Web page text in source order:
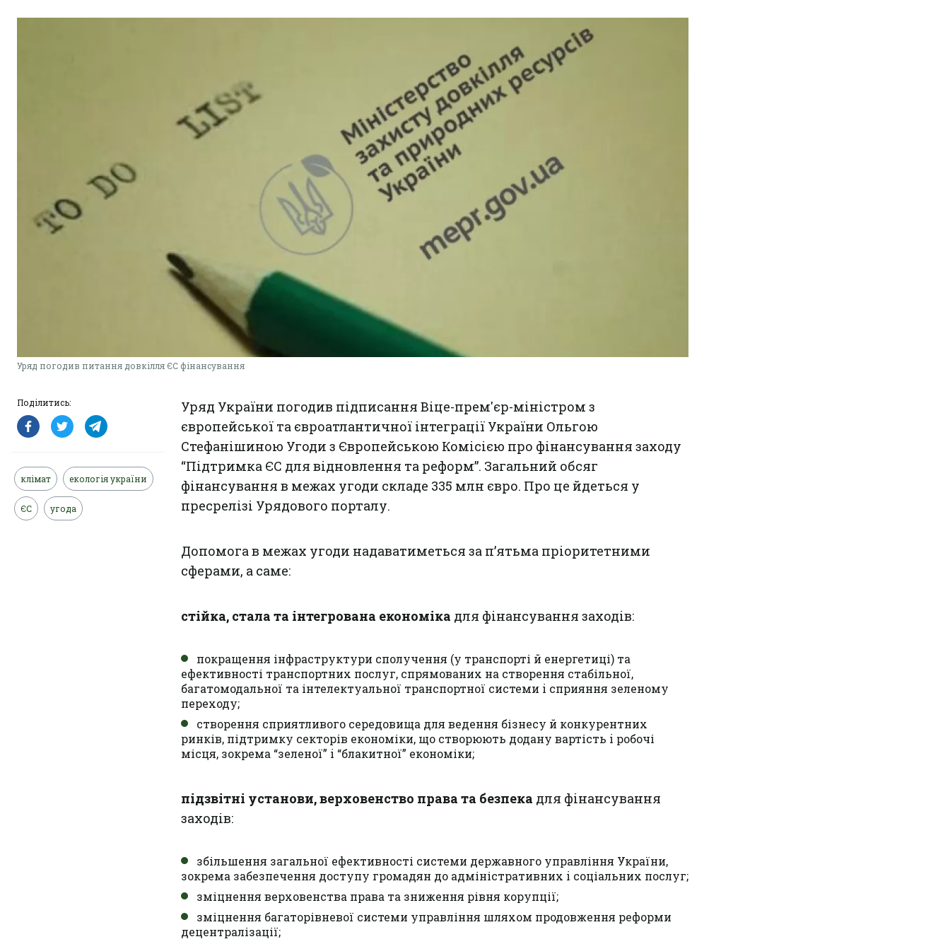
Уряд погодив питання довкілля ЄС фінансування
Поділитись:
клімат екологія україни
ЄС угода
Уряд України погодив підписання Віце-прем'єр-міністром з
європейської та євроатлантичної інтеграції України Ольгою
Стефанішиною Угоди з Європейською Комісією про фінансування заходу
“Підтримка ЄС для відновлення та реформ”. Загальний обсяг
фінансування в межах угоди складе 335 млн євро. Про це йдеться у
пресрелізі Урядового порталу.
Допомога в межах угоди надаватиметься за п’ятьма пріоритетними
сферами, а саме:
стійка, стала та інтегрована економіка для фінансування заходів:
покращення інфраструктури сполучення (у транспорті й енергетиці) та
ефективності транспортних послуг, спрямованих на створення стабільної,
багатомодальної та інтелектуальної транспортної системи i сприяння зеленому
переходу;
створення сприятливого середовища для ведення бізнесу й конкурентних
ринків, підтримку секторів економіки, що створюють додану вартість i робочі
місця, зокрема “зеленої” i “блакитної” економіки;
підзвітні установи, верховенство права та безпека для фінансування
заходів:
збільшення загальної ефективності системи державного управління України,
зокрема забезпечення доступу громадян до адміністративних i соціальних послуг;
зміцнення верховенства права та зниження рівня корупції;
зміцнення багаторівневої системи управління шляхом продовження реформи
децентралізації;